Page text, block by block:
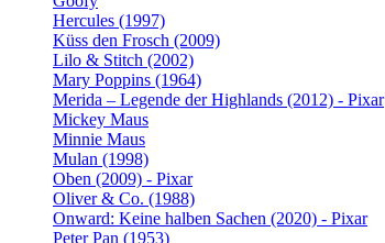
Hercules (1997)
Küss den Frosch (2009)
Lilo & Stitch (2002)
Mary Poppins (1964)
Merida – Legende der Highlands (2012) - Pixar
Mickey Maus
Minnie Maus
Mulan (1998)
Oben (2009) - Pixar
Oliver & Co. (1988)
Onward: Keine halben Sachen (2020) - Pixar
Peter Pan (1953)